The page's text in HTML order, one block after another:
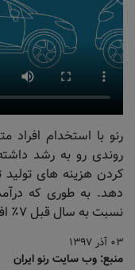
رنو با استخدام
روندی رو به رشد
کردن هزینه های
نسبت به سال قبل ۷٪ افزایش داشته است.
۰۳ آذر ۱۳۹۷
منبع: وب سایت رنو ایران